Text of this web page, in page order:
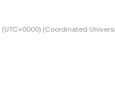
(Coordinated